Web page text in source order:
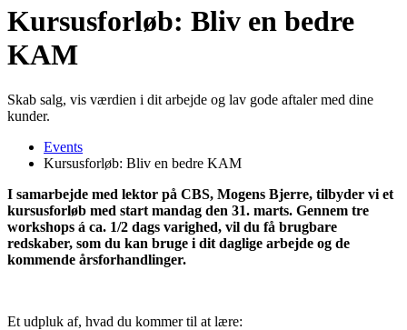
Kursusforløb: Bliv en bedre
KAM
Skab salg, vis værdien i dit arbejde og lav gode aftaler med dine
kunder.
Events
Kursusforløb: Bliv en bedre KAM
I samarbejde med lektor på CBS, Mogens Bjerre, tilbyder vi et
kursusforløb med start mandag den 31. marts. Gennem tre
workshops á ca. 1/2 dags varighed, vil du få brugbare
redskaber, som du kan bruge i dit daglige arbejde og de
kommende årsforhandlinger.
Et udpluk af, hvad du kommer til at lære: